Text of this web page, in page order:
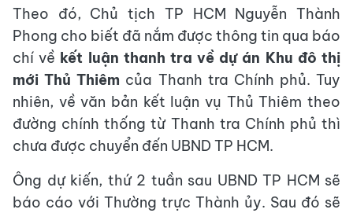
Theo đó, Chủ tịch TP HCM Nguyễn Thành
Phong cho biết đã nắm được thông tin qua báo
chí về kết luận thanh tra về dự án Khu đô thị
mới Thủ Thiêm của Thanh tra Chính phủ. Tuy
nhiên, về văn bản kết luận vụ Thủ Thiêm theo
đường chính thống từ Thanh tra Chính phủ thì
chưa được chuyển đến UBND TP HCM.
Ông dự kiến, thứ 2 tuần sau UBND TP HCM sẽ
báo cáo với Thường trực Thành ủy. Sau đó sẽ